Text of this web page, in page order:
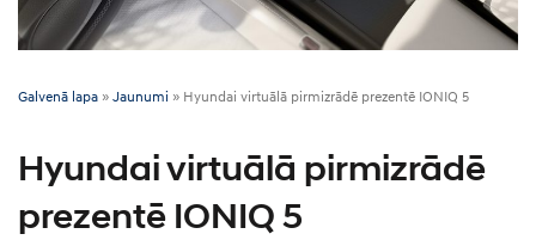
Galvenā lapa » Jaunumi » Hyundai virtuālā pirmizrādē prezentē IONIQ 5
Hyundai virtuālā pirmizrādē
prezentē IONIQ 5